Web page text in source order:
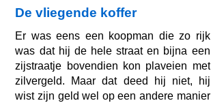
zijn voeten reikten. O, wat rook het
heerlijk in zijn kamers en wat waren de
muren mooi! Het waren immers de rose
bloemblaadjes. De hele dag vermaakte
hij zich i
De vliegende koffer
Er was eens een koopman die zo rijk
was dat hij de hele straat en bijna een
zijstraatje bovendien kon plaveien met
zilvergeld. Maar dat deed hij niet, hij
wist zijn geld wel op een andere manier